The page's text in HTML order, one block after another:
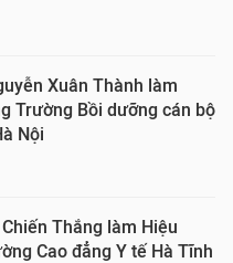
Xuân Thành làm
Trường Bồi dưỡng cán bộ
Nội
Thắng làm Hiệu
Cao đẳng Y tế Hà Tĩnh